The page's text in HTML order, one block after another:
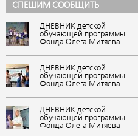
СПЕШИМ СООБЩИТЬ
ДНЕВНИК детской
обучающей программы
Фонда Олега Митяева
фестивале авторской
музыки и поэзии «U-235.
Новые песни» от проекта
«Школа Росатома» в ВДЦ
«Орленок»
(Краснодарский край).
ДНЕВНИК детской
обучающей программы
Фонда Олега Митяева
фестивале авторской
музыки и поэзии «U-235.
Новые песни» от проекта
«Школа Росатома» в ВДЦ
«Орленок»
ДНЕВНИК детской
обучающей программы
Фонда Олега Митяева